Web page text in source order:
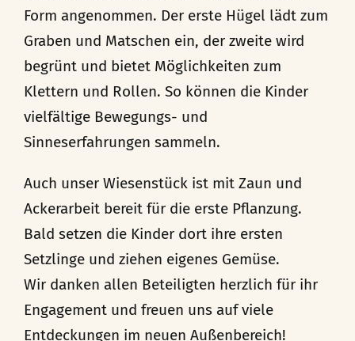
Form angenommen. Der erste Hügel lädt zum
Graben und Matschen ein, der zweite wird
begrünt und bietet Möglichkeiten zum
Klettern und Rollen. So können die Kinder
vielfältige Bewegungs- und
Sinneserfahrungen sammeln.
Auch unser Wiesenstück ist mit Zaun und
Ackerarbeit bereit für die erste Pflanzung.
Bald setzen die Kinder dort ihre ersten
Setzlinge und ziehen eigenes Gemüse.
Wir danken allen Beteiligten herzlich für ihr
Engagement und freuen uns auf viele
Entdeckungen im neuen Außenbereich!